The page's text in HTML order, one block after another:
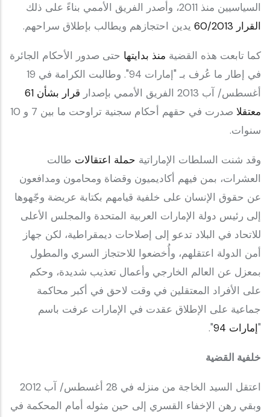
السياسيين منذ 2011، وأصدر الفريق الأممي بناءً على ذلك
القرار 60/2013
يدين احتجازهم ويطالب بإطلاق سراحهم.
كما تابعت هذه القضية منذ بدايتها حتى صدور الأحكام الجائرة
في إطار ما عُرف بـ "إمارات 94". وطالبت الكرامة في 19
أغسطس/ آب 2013 الفريق الأممي بإصدار
قرار بشأن 61
معتقلا
صدرت في حقهم أحكام سجنية تراوحت ما بين 7 و 10
سنوات.
وقد شنت السلطات الإماراتية حملة اعتقالات طالت
العشرات، بمن فيهم أكاديميون وقضاة ومحامون ومدافعون
عن حقوق الإنسان على خلفية قيامهم بكتابة عريضة وجّهوها
إلى رئيس دولة الإمارات العربية المتحدة والمجلس الأعلى
للاتحاد في البلاد تدعو إلى إصلاحات ديمقراطية، لكن جهاز
أمن الدولة اعتقلهم، وأُخضعوا للاحتجاز السري والمطول
بمعزل عن العالم الخارجي وأعمال تعذيب شديدة، وحكم
على الأفراد المعتقلين في وقت لاحق في أكبر محاكمة
جماعية على الإطلاق عقدت في الإمارات عرفت باسم
"إمارات 94 ".
خلفية القضية
اعتقل السيد الخاجة من منزله في 28 أغسطس/ آب 2012
وبقي رهن الإخفاء القسري إلى حين مثوله أمام المحكمة في